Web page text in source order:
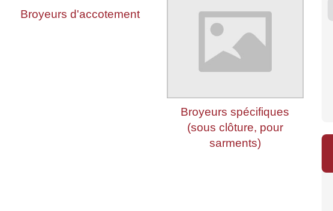
Broyeurs d'accotement
Broyeurs spécifiques
(sous clôture, pour
sarments)
AGRI MANUTENTION
PIQ...
AGR I 12